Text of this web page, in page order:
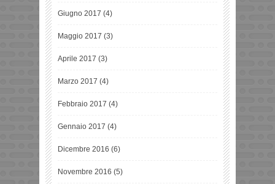
Giugno 2017 (4)
Maggio 2017 (3)
Aprile 2017 (3)
Marzo 2017 (4)
Febbraio 2017 (4)
Gennaio 2017 (4)
Dicembre 2016 (6)
Novembre 2016 (5)